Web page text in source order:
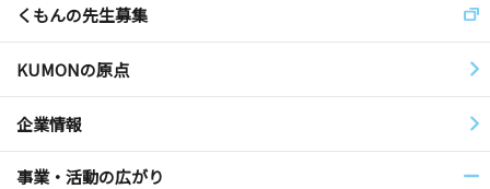
くもんの先生募集
KUMONの原点
企業情報
事業・活動の広がり